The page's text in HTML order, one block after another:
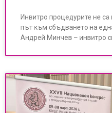
Инвитро процедурите не
път към сбъдването на
Андрей Минчев – инвитро